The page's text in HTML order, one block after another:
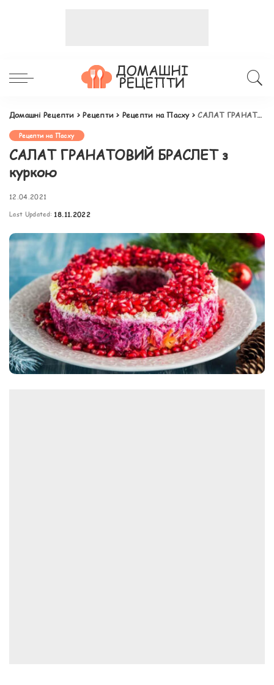
Домашні Рецепти >Рецепти > Рецепти на Пасху>САЛАТ ГРАНАТОВИЙ БРАСЛЕТ з куркою
Рецепти на Пасху
САЛАТ ГРАНАТОВИЙ БРАСЛЕТ з
куркою
12.04.2021
Last Updated: 18.11.2022